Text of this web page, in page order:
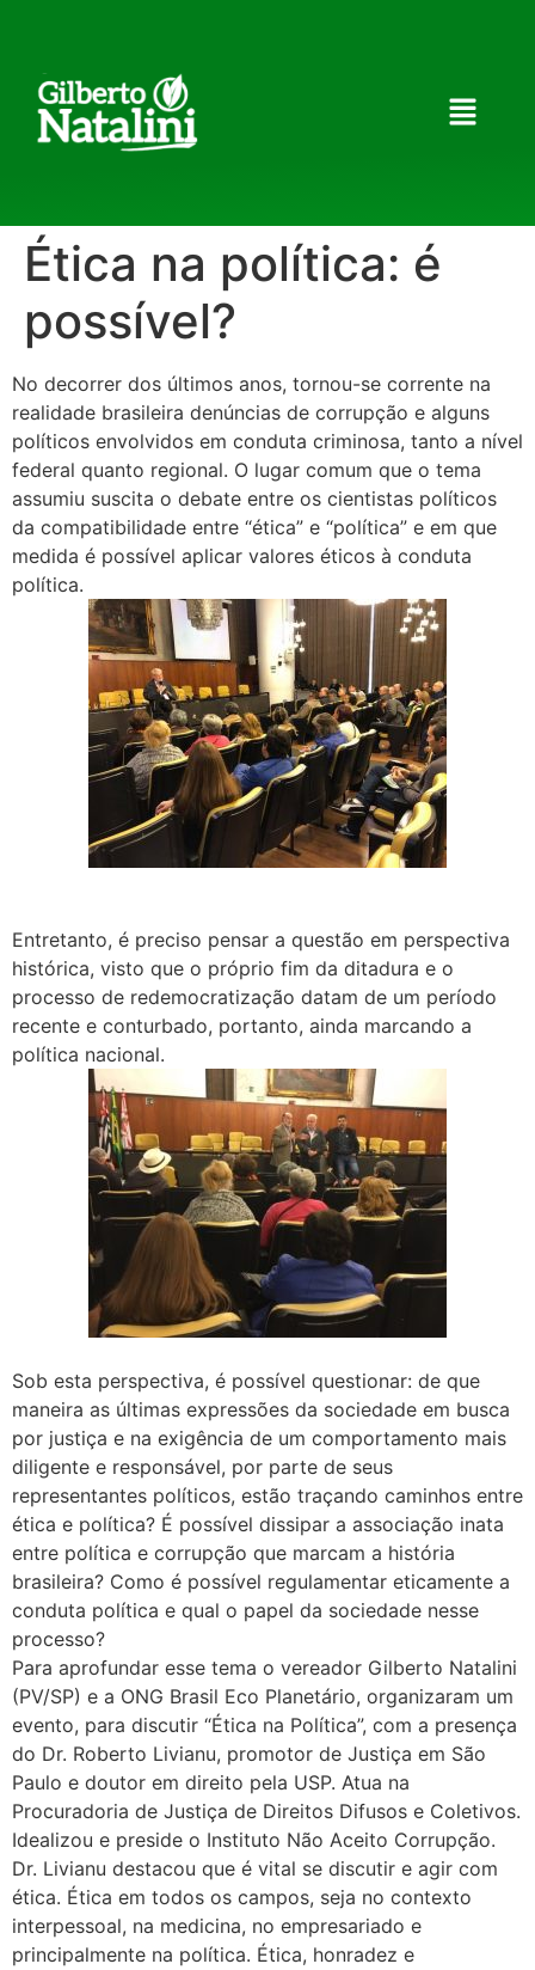
Ética na política: é
possível?
No decorrer dos últimos anos, tornou-se corrente na
realidade brasileira denúncias de corrupção e alguns
políticos envolvidos em conduta criminosa, tanto a nível
federal quanto regional. O lugar comum que o tema
assumiu suscita o debate entre os cientistas políticos
da compatibilidade entre “ética” e “política” e em que
medida é possível aplicar valores éticos à conduta
política.
Entretanto, é preciso pensar a questão em perspectiva
histórica, visto que o próprio fim da ditadura e o
processo de redemocratização datam de um período
recente e conturbado, portanto, ainda marcando a
política nacional.
Sob esta perspectiva, é possível questionar: de que
maneira as últimas expressões da sociedade em busca
por justiça e na exigência de um comportamento mais
diligente e responsável, por parte de seus
representantes políticos, estão traçando caminhos entre
ética e política? É possível dissipar a associação inata
entre política e corrupção que marcam a história
brasileira? Como é possível regulamentar eticamente a
conduta política e qual o papel da sociedade nesse
processo?
Para aprofundar esse tema o vereador Gilberto Natalini
(PV/SP) e a ONG Brasil Eco Planetário, organizaram um
evento, para discutir “Ética na Política”, com a presença
do Dr. Roberto Livianu, promotor de Justiça em São
Paulo e doutor em direito pela USP. Atua na
Procuradoria de Justiça de Direitos Difusos e Coletivos.
Idealizou e preside o Instituto Não Aceito Corrupção.
Dr. Livianu destacou que é vital se discutir e agir com
ética. Ética em todos os campos, seja no contexto
interpessoal, na medicina, no empresariado e
principalmente na política. Ética, honradez e